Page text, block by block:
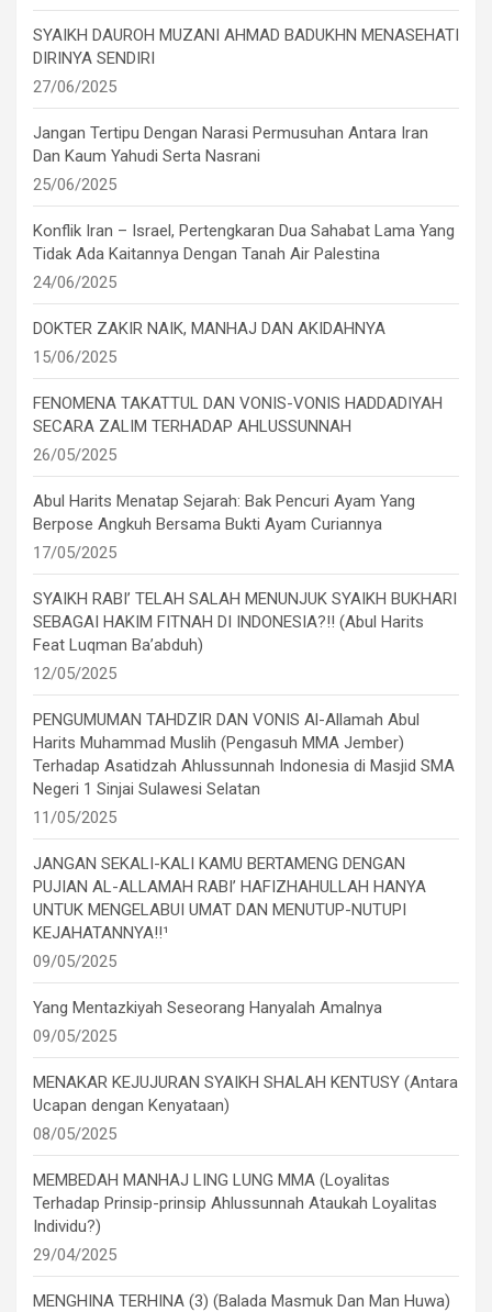
SYAIKH DAUROH MUZANI AHMAD BADUKHN MENASEHATI
DIRINYA SENDIRI
27/06/2025
Jangan Tertipu Dengan Narasi Permusuhan Antara Iran
Dan Kaum Yahudi Serta Nasrani
25/06/2025
Konflik Iran – Israel, Pertengkaran Dua Sahabat Lama Yang
Tidak Ada Kaitannya Dengan Tanah Air Palestina
24/06/2025
DOKTER ZAKIR NAIK, MANHAJ DAN AKIDAHNYA
15/06/2025
FENOMENA TAKATTUL DAN VONIS-VONIS HADDADIYAH
SECARA ZALIM TERHADAP AHLUSSUNNAH
26/05/2025
Abul Harits Menatap Sejarah: Bak Pencuri Ayam Yang
Berpose Angkuh Bersama Bukti Ayam Curiannya
17/05/2025
SYAIKH RABI’ TELAH SALAH MENUNJUK SYAIKH BUKHARI
SEBAGAI HAKIM FITNAH DI INDONESIA?!! (Abul Harits
Feat Luqman Ba’abduh)
12/05/2025
PENGUMUMAN TAHDZIR DAN VONIS Al-Allamah Abul
Harits Muhammad Muslih (Pengasuh MMA Jember)
Terhadap Asatidzah Ahlussunnah Indonesia di Masjid SMA
Negeri 1 Sinjai Sulawesi Selatan
11/05/2025
JANGAN SEKALI-KALI KAMU BERTAMENG DENGAN
PUJIAN AL-ALLAMAH RABI’ HAFIZHAHULLAH HANYA
UNTUK MENGELABUI UMAT DAN MENUTUP-NUTUPI
KEJAHATANNYA!!¹
09/05/2025
Yang Mentazkiyah Seseorang Hanyalah Amalnya
09/05/2025
MENAKAR KEJUJURAN SYAIKH SHALAH KENTUSY (Antara
Ucapan dengan Kenyataan)
08/05/2025
MEMBEDAH MANHAJ LING LUNG MMA (Loyalitas
Terhadap Prinsip-prinsip Ahlussunnah Ataukah Loyalitas
Individu?)
29/04/2025
MENGHINA TERHINA (3) (Balada Masmuk Dan Man Huwa)